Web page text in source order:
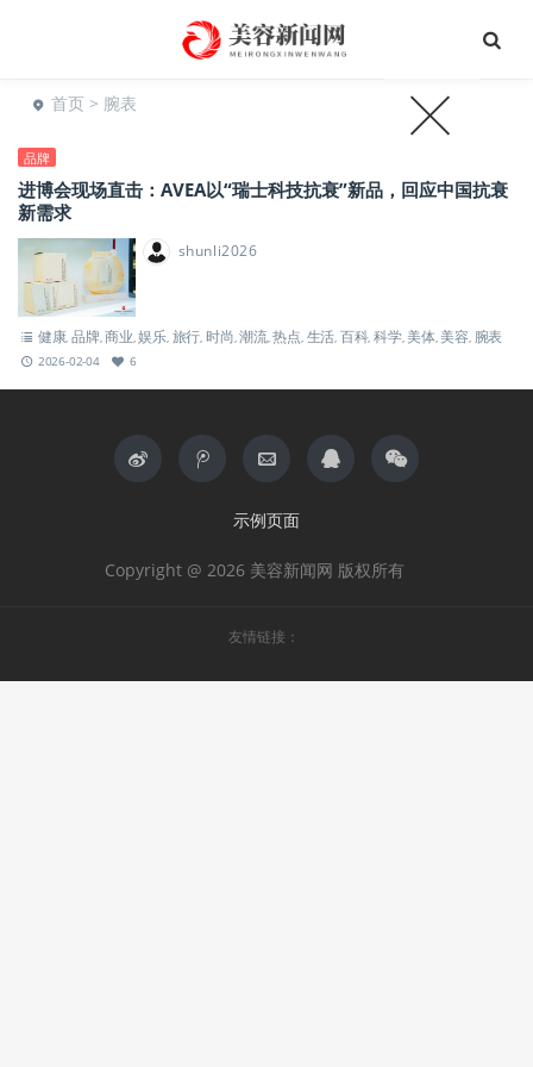
首页 > 腕表
品牌
进博会现场直击：AVEA以“瑞士科技抗衰”新品，回应中国抗衰
新需求
shunli2026
健康,品牌,商业 ,娱乐 旅行 时尚 ,潮流,热点 生活 百科, 科学,美体,美容 腕表
2026-02-04 6
示例页面
Copyright @ 2026 美容新闻网 版权所有
友情链接：